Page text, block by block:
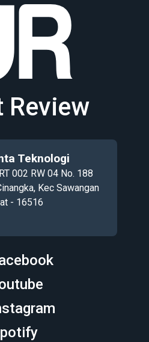
Review
Teknologi
002 RW 04 No. 188
Kec Sawangan
- 16516